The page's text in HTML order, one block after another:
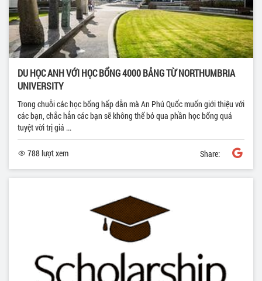
DU HỌC ANH VỚI HỌC BỔNG 4000 BẢNG TỪ NORTHUMBRIA
UNIVERSITY
Trong chuỗi các học bổng hấp dẫn mà An Phú Quốc muốn giới thiệu với
các bạn, chắc hẳn các bạn sẽ không thể bỏ qua phần học bổng quá
tuyệt vời trị giá ...
788 lượt xem Share: